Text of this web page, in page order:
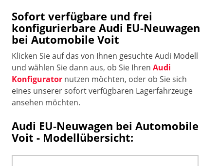
Sofort verfügbare und frei
konfigurierbare Audi EU-Neuwagen
bei Automobile Voit
Klicken Sie auf das von Ihnen gesuchte Audi Modell
und wählen Sie dann aus, ob Sie Ihren Audi
Konfigurator nutzen möchten, oder ob Sie sich
eines unserer sofort verfügbaren Lagerfahrzeuge
ansehen möchten.
Audi EU-Neuwagen bei Automobile
Voit - Modellübersicht: